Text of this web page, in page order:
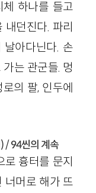
하나를 들고
내던진다. 파리
아다닌다. 손
는 관군들. 멍
의 팔, 인두에
/ 94씬의 계속
로 흉터를 문지
너머로 해가 뜨